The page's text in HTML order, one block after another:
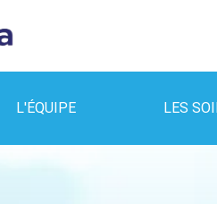
L'ÉQUIPE LES